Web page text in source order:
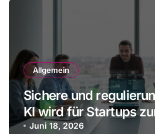
Allgemein
Sichere und
KI wird für Startups
Juni 18, 2026